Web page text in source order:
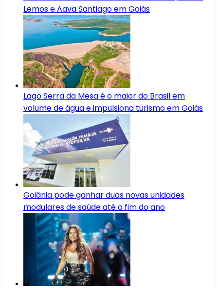
Lemos e Aava Santiago em Goiás
Lago Serra da Mesa é o maior do Brasil em
volume de água e impulsiona turismo em Goiás
Goiânia pode ganhar duas novas unidades
modulares de saúde até o fim do ano